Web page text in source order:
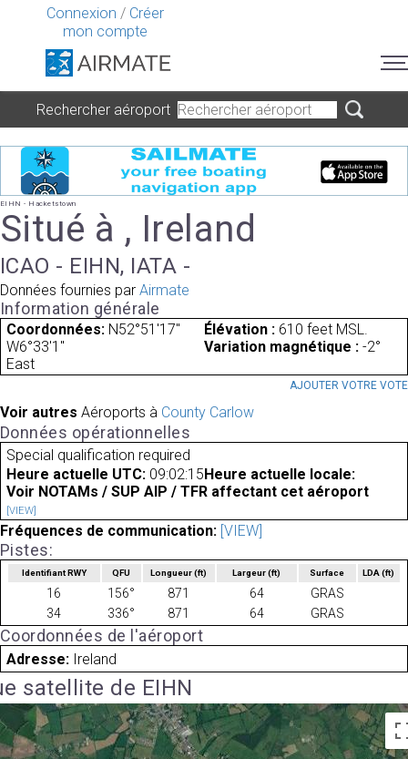
Connexion / Créer
mon compte
Rechercher aéroport
EIHN - Hacketstown
Situé à , Ireland
ICAO - EIHN, IATA -
Données fournies par Airmate
Information générale
Coordonnées: N52°51'17"
W6°33'1"
Élévation : 610 feet MSL.
Variation magnétique : -2°
East
AJOUTER VOTRE VOTE
Voir autres Aéroports à County Carlow
Données opérationnelles
Special qualification required
Heure actuelle UTC: 09:02:15 Heure actuelle locale:
Voir NOTAMs / SUP AIP / TFR affectant cet aéroport
[VIEW]
Fréquences de communication: [VIEW]
Pistes:
Identifiant RWY QFU Longueur(ft) Largeur(ft) Surface LDA(ft)
16 156° 871 64
GRAS
34
336° 871 64 GRAS
Coordonnées de l'aéroport
Adresse: Ireland
satellite de EIHN